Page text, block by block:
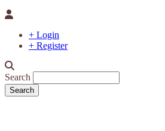
+ Login
+ Register
Search